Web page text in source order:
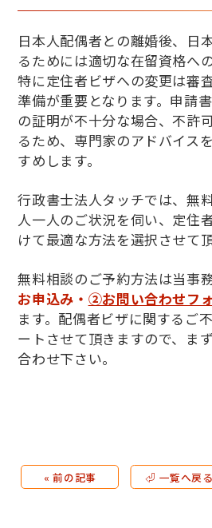
日本人配偶者との離婚後、日
るためには適切な在留資格へ
特に定住者ビザへの変更は審
準備が重要となります。申請
の証明が不十分な場合、不許
るため、専門家のアドバイス
すめします。
行政書士法人タッチでは、無
人一人のご状況を伺い、定住
けて最適な方法を選択させて頂
無料相談のご予約方法は当事
お申込み・ ②お問い合わせフ
ます。配偶者ビザに関するご
ートさせて頂きますので、ま
合わせ下さい。
« 前の記事 ⏎ 一覧へ戻る